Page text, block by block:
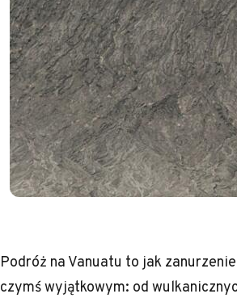
Podróż na Vanuatu to jak
czymś wyjątkowym: od